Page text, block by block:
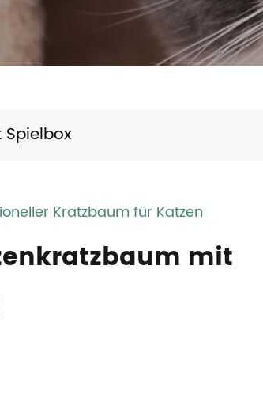
Kratzbaum für Katzen
mit